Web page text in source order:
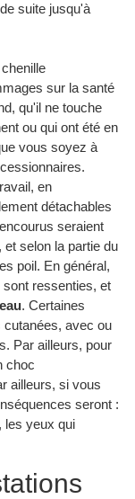
suite jusqu'à
sur la santé
qu'il ne touche
ou qui ont été en
vous soyez à
en
détachables
seraient
selon la partie du
poil. En général,
ressenties, et
. Certaines
cutanées, avec ou
Par ailleurs, pour
choc
ailleurs, si vous
seront :
les yeux qui